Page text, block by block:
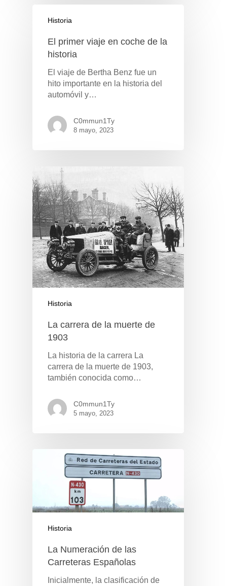
Historia
El primer viaje en coche de la
historia
El viaje de Bertha Benz fue un
hito importante en la historia del
automóvil y…
C0mmun1Ty
8 mayo, 2023
Historia
La carrera de la muerte de
1903
La historia de la carrera La
carrera de la muerte de 1903,
también conocida como…
C0mmun1Ty
5 mayo, 2023
Historia
La Numeración de las
Carreteras Españolas
Inicialmente, la clasificación de